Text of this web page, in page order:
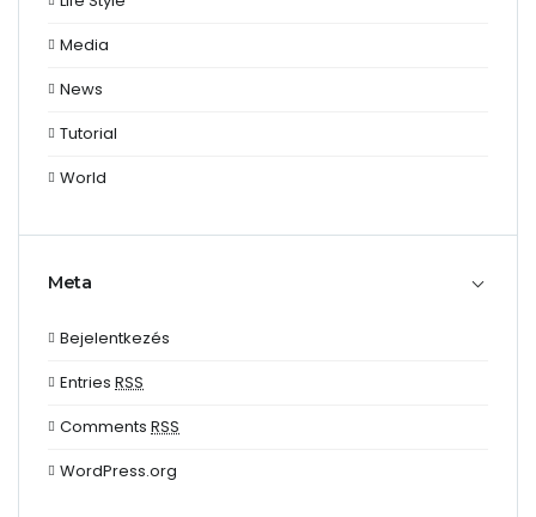
Media
News
Tutorial
World
Meta
Bejelentkezés
Entries RSS
Comments RSS
WordPress.org